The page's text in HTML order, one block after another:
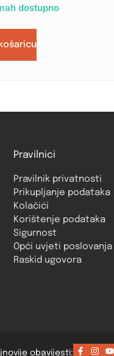
dostupno
Pravilnici
Pravilnik privatnosti
Prikupljanje podataka
Kolačići
Korištenje podataka
Sigurnost
Opći uvjeti poslovanja
Raskid ugovora
obavijesti: